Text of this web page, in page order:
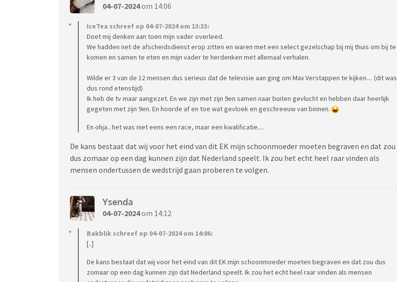
04-07-2024om 14:06
IceTea schreef op 04-07-2024 om 13:33:
Doet mij denken aan toen mijn vader overleed.
We hadden net de afscheidsdienst erop zitten en waren met een select gezelschap bij mij thuis om bij te
komen en samen te eten en mijn vader te herdenken met allemaal verhalen.
Wilde er 3 van de 12 mensen dus serieus dat de televisie aan ging om Max Verstappen te kijken.... (dit was
dus rond etenstijd)
Ik heb de tv maar aangezet. En we zijn met zijn 9en samen naar buiten gevlucht en hebben daar heerlijk
gegeten met zijn 9en. En hoorde af en toe wat gevloek en geschreeuw van binnen.
En ohja.. het was niet eens een race, maar een kwalificatie....
De kans bestaat dat wij voor het eind van dit EK mijn schoonmoeder moeten begraven en dat zou
dus zomaar op een dag kunnen zijn dat Nederland speelt. Ik zou het echt heel raar vinden als
mensen ondertussen de wedstrijd gaan proberen te volgen.
Ysenda
04-07-2024om 14:12
Bakblik schreef op 04-07-2024 om 14:06:
[..]
De kans bestaat dat wij voor het eind van dit EK mijn schoonmoeder moeten begraven en dat zou dus
zomaar op een dag kunnen zijn dat Nederland speelt. Ik zou het echt heel raar vinden als mensen